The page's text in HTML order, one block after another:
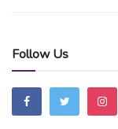
Follow Us